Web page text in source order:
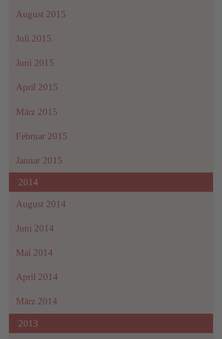
August 2015
Juli 2015
Juni 2015
April 2015
März 2015
Februar 2015
Januar 2015
2014
August 2014
Juni 2014
Mai 2014
April 2014
März 2014
2013